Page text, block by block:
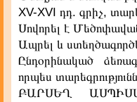
XV-XVI դդ. գրիչ,
Սովորել է
Ապրել և
Ընդօրինակած
որպես
ԲԱՐՍԵՂ